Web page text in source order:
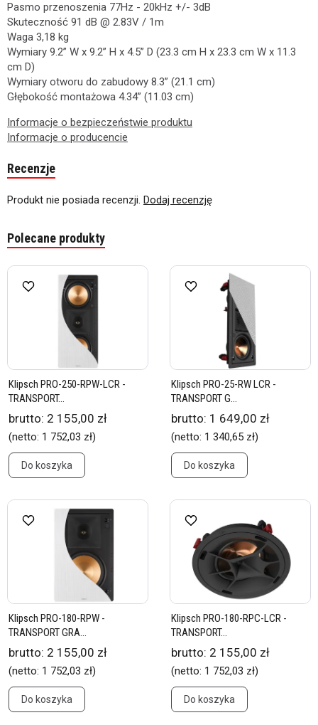
Pasmo przenoszenia 77Hz - 20kHz +/- 3dB
Skuteczność 91 dB @ 2.83V / 1m
Waga 3,18 kg
Wymiary 9.2” W x 9.2” H x 4.5” D (23.3 cm H x 23.3 cm W x 11.3
cm D)
Wymiary otworu do zabudowy 8.3” (21.1 cm)
Głębokość montażowa 4.34” (11.03 cm)
Informacje o bezpieczeństwie produktu
Informacje o producencie
Recenzje
Produkt nie posiada recenzji. Dodaj recenzję
Polecane produkty
Klipsch PRO-250-RPW-LCR -
TRANSPORT...
brutto: 2 155,00 zł
(netto: 1 752,03 zł)
Do koszyka
Klipsch PRO-25-RW LCR -
TRANSPORT G...
brutto: 1 649,00 zł
(netto: 1 340,65 zł)
Do koszyka
Klipsch PRO-180-RPW -
TRANSPORT GRA...
brutto: 2 155,00 zł
(netto: 1 752,03 zł)
Do koszyka
Klipsch PRO-180-RPC-LCR -
TRANSPORT...
brutto: 2 155,00 zł
(netto: 1 752,03 zł)
Do koszyka